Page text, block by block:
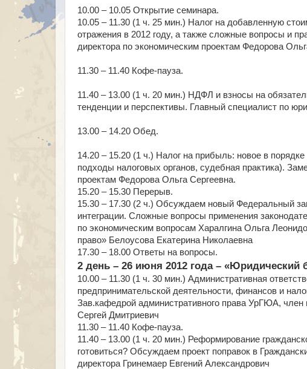
10.00 – 10.05 Открытие семинара.
10.05 – 11.30 (1 ч. 25 мин.) Налог на добавленную
отражения в 2012 году, а также сложные вопросы и
директора по экономическим проектам Федорова
11.30 – 11.40 Кофе-пауза.
11.40 – 13.00 (1 ч. 20 мин.) НДФЛ и взносы на
тенденции и перспективы. Главный специалист по
13.00 – 14.20 Обед.
14.20 – 15.20 (1 ч.) Налог на прибыль: новое в
подходы налоговых органов, судебная практика).
проектам Федорова Ольга Сергеевна.
15.20 – 15.30 Перерыв.
15.30 – 17.30 (2 ч.) Обсуждаем новый Федеральный
интеграции. Сложные вопросы применения
по экономическим вопросам Харалгина Ольга
право» Белоусова Екатерина Николаевна
17.30 – 18.00 Ответы на вопросы.
2 день – 26 июня 2012 года – «Юридический
10.00 – 11.30 (1 ч. 30 мин.) Административная
предпринимательской деятельности, финансов и
Зав.кафедрой административного права УрГЮА,
Сергей Дмитриевич
11.30 – 11.40 Кофе-пауза.
11.40 – 13.00 (1 ч. 20 мин.) Реформирование
готовиться? Обсуждаем проект поправок в
директора Гринемаер Евгений Александрович